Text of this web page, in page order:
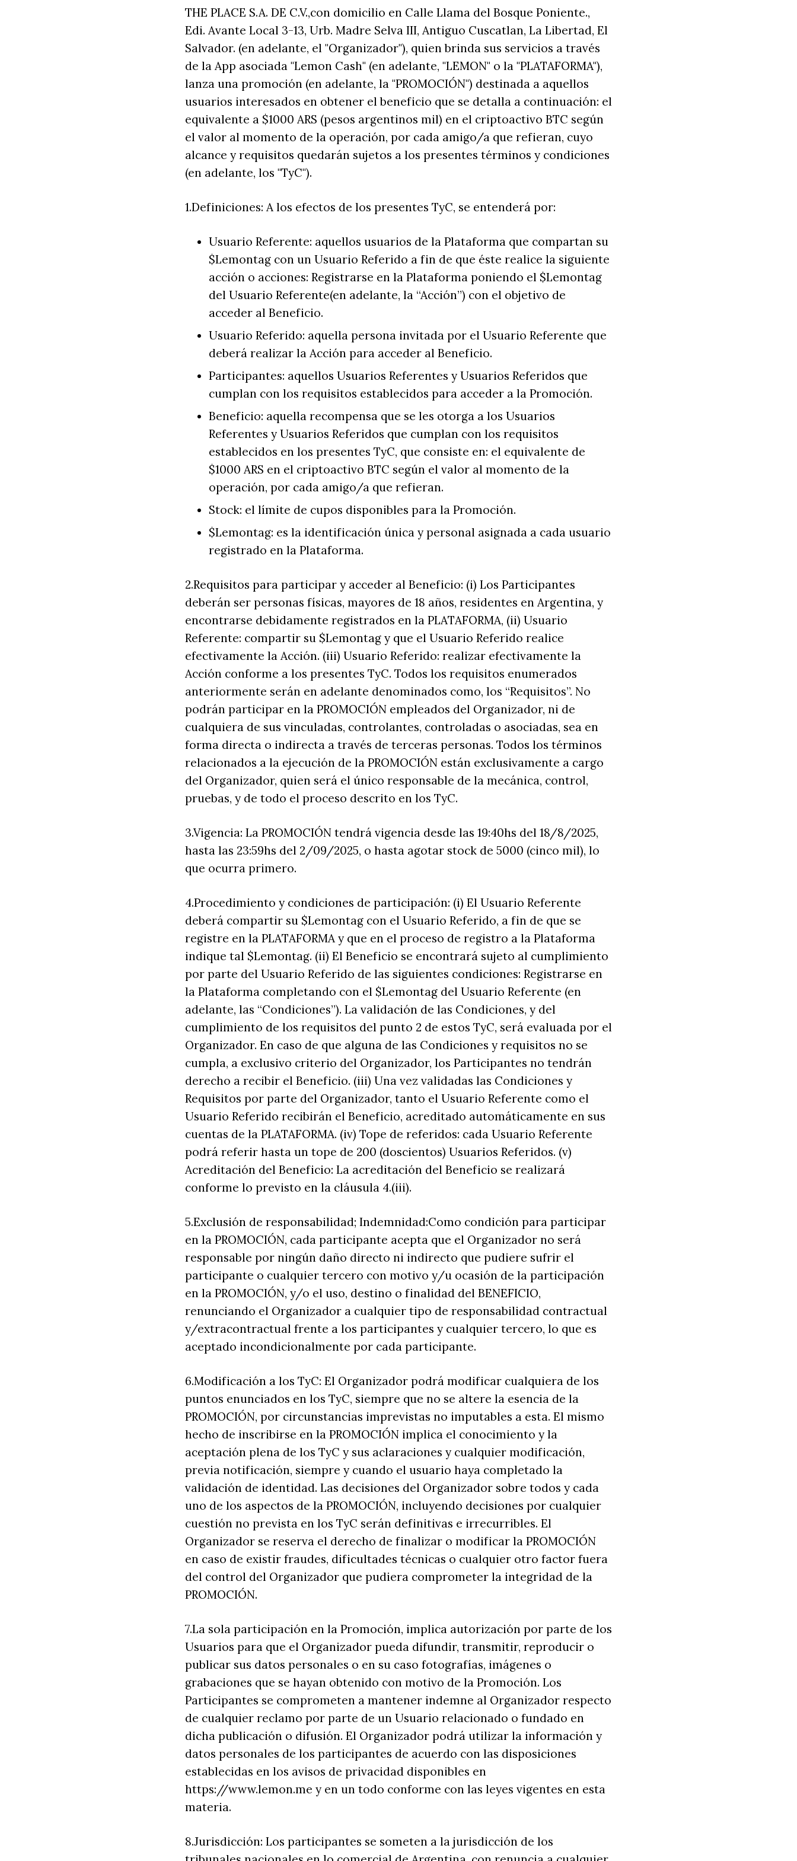
THE PLACE S.A. DE C.V.,con domicilio en Calle Llama del Bosque Poniente.,
Edi. Avante Local 3-13, Urb. Madre Selva III, Antiguo Cuscatlan, La Libertad, El
Salvador. (en adelante, el "Organizador"), quien brinda sus servicios a través
de la App asociada "Lemon Cash" (en adelante, "LEMON" o la "PLATAFORMA"),
lanza una promoción (en adelante, la "PROMOCIÓN") destinada a aquellos
usuarios interesados en obtener el beneficio que se detalla a continuación: el
equivalente a $1000 ARS (pesos argentinos mil) en el criptoactivo BTC según
el valor al momento de la operación, por cada amigo/a que refieran, cuyo
alcance y requisitos quedarán sujetos a los presentes términos y condiciones
(en adelante, los "TyC").
1.Definiciones: A los efectos de los presentes TyC, se entenderá por:
Usuario Referente: aquellos usuarios de la Plataforma que compartan su
$Lemontag con un Usuario Referido a fin de que éste realice la siguiente
acción o acciones: Registrarse en la Plataforma poniendo el $Lemontag
del Usuario Referente(en adelante, la “Acción”) con el objetivo de
acceder al Beneficio.
Usuario Referido: aquella persona invitada por el Usuario Referente que
deberá realizar la Acción para acceder al Beneficio.
Participantes: aquellos Usuarios Referentes y Usuarios Referidos que
cumplan con los requisitos establecidos para acceder a la Promoción.
Beneficio: aquella recompensa que se les otorga a los Usuarios
Referentes y Usuarios Referidos que cumplan con los requisitos
establecidos en los presentes TyC, que consiste en: el equivalente de
$1000 ARS en el criptoactivo BTC según el valor al momento de la
operación, por cada amigo/a que refieran.
Stock: el límite de cupos disponibles para la Promoción.
$Lemontag: es la identificación única y personal asignada a cada usuario
registrado en la Plataforma.
2.Requisitos para participar y acceder al Beneficio: (i) Los Participantes
deberán ser personas físicas, mayores de 18 años, residentes en Argentina, y
encontrarse debidamente registrados en la PLATAFORMA, (ii) Usuario
Referente: compartir su $Lemontag y que el Usuario Referido realice
efectivamente la Acción. (iii) Usuario Referido: realizar efectivamente la
Acción conforme a los presentes TyC. Todos los requisitos enumerados
anteriormente serán en adelante denominados como, los “Requisitos”. No
podrán participar en la PROMOCIÓN empleados del Organizador, ni de
cualquiera de sus vinculadas, controlantes, controladas o asociadas, sea en
forma directa o indirecta a través de terceras personas. Todos los términos
relacionados a la ejecución de la PROMOCIÓN están exclusivamente a cargo
del Organizador, quien será el único responsable de la mecánica, control,
pruebas, y de todo el proceso descrito en los TyC.
3.Vigencia: La PROMOCIÓN tendrá vigencia desde las 19:40hs del 18/8/2025,
hasta las 23:59hs del 2/09/2025, o hasta agotar stock de 5000 (cinco mil), lo
que ocurra primero.
4.Procedimiento y condiciones de participación: (i) El Usuario Referente
deberá compartir su $Lemontag con el Usuario Referido, a fin de que se
registre en la PLATAFORMA y que en el proceso de registro a la Plataforma
indique tal $Lemontag. (ii) El Beneficio se encontrará sujeto al cumplimiento
por parte del Usuario Referido de las siguientes condiciones: Registrarse en
la Plataforma completando con el $Lemontag del Usuario Referente (en
adelante, las “Condiciones”). La validación de las Condiciones, y del
cumplimiento de los requisitos del punto 2 de estos TyC, será evaluada por el
Organizador. En caso de que alguna de las Condiciones y requisitos no se
cumpla, a exclusivo criterio del Organizador, los Participantes no tendrán
derecho a recibir el Beneficio. (iii) Una vez validadas las Condiciones y
Requisitos por parte del Organizador, tanto el Usuario Referente como el
Usuario Referido recibirán el Beneficio, acreditado automáticamente en sus
cuentas de la PLATAFORMA. (iv) Tope de referidos: cada Usuario Referente
podrá referir hasta un tope de 200 (doscientos) Usuarios Referidos. (v)
Acreditación del Beneficio: La acreditación del Beneficio se realizará
conforme lo previsto en la cláusula 4.(iii).
5.Exclusión de responsabilidad; Indemnidad:Como condición para participar
en la PROMOCIÓN, cada participante acepta que el Organizador no será
responsable por ningún daño directo ni indirecto que pudiere sufrir el
participante o cualquier tercero con motivo y/u ocasión de la participación
en la PROMOCIÓN, y/o el uso, destino o finalidad del BENEFICIO,
renunciando el Organizador a cualquier tipo de responsabilidad contractual
y/extracontractual frente a los participantes y cualquier tercero, lo que es
aceptado incondicionalmente por cada participante.
6.Modificación a los TyC: El Organizador podrá modificar cualquiera de los
puntos enunciados en los TyC, siempre que no se altere la esencia de la
PROMOCIÓN, por circunstancias imprevistas no imputables a esta. El mismo
hecho de inscribirse en la PROMOCIÓN implica el conocimiento y la
aceptación plena de los TyC y sus aclaraciones y cualquier modificación,
previa notificación, siempre y cuando el usuario haya completado la
validación de identidad. Las decisiones del Organizador sobre todos y cada
uno de los aspectos de la PROMOCIÓN, incluyendo decisiones por cualquier
cuestión no prevista en los TyC serán definitivas e irrecurribles. El
Organizador se reserva el derecho de finalizar o modificar la PROMOCIÓN
en caso de existir fraudes, dificultades técnicas o cualquier otro factor fuera
del control del Organizador que pudiera comprometer la integridad de la
PROMOCIÓN.
7.La sola participación en la Promoción, implica autorización por parte de los
Usuarios para que el Organizador pueda difundir, transmitir, reproducir o
publicar sus datos personales o en su caso fotografías, imágenes o
grabaciones que se hayan obtenido con motivo de la Promoción. Los
Participantes se comprometen a mantener indemne al Organizador respecto
de cualquier reclamo por parte de un Usuario relacionado o fundado en
dicha publicación o difusión. El Organizador podrá utilizar la información y
datos personales de los participantes de acuerdo con las disposiciones
establecidas en los avisos de privacidad disponibles en
https://www.lemon.me y en un todo conforme con las leyes vigentes en esta
materia.
8.Jurisdicción: Los participantes se someten a la jurisdicción de los